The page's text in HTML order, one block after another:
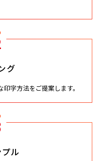
グ
字方法をご提案します。
ル